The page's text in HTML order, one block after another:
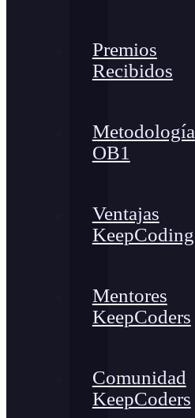
Premios
Recibidos
Metodología
OB1
Ventajas
KeepCoding
Mentores
KeepCoders
Comunidad
KeepCoders